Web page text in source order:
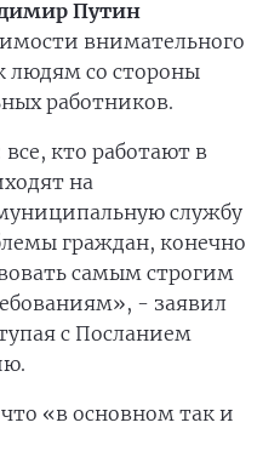
Путин
внимательного
людям со стороны
работников.
кто работают в
на
службу
граждан, конечно
самым строгим
- заявил
с Посланием
«в основном так и